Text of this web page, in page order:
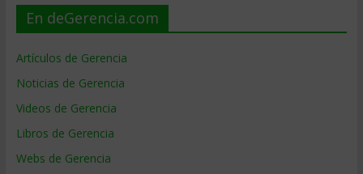
En deGerencia.com
Artículos de Gerencia
Noticias de Gerencia
Videos de Gerencia
Libros de Gerencia
Webs de Gerencia